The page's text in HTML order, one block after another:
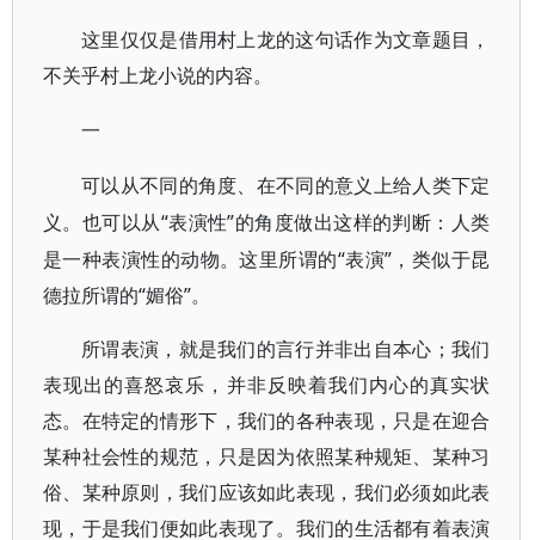
这里仅仅是借用村上龙的这句话作为文章题目，
不关乎村上龙小说的内容。
一
可以从不同的角度、在不同的意义上给人类下定
义。也可以从“表演性”的角度做出这样的判断：人类
是一种表演性的动物。这里所谓的“表演”，类似于昆
德拉所谓的“媚俗”。
所谓表演，就是我们的言行并非出自本心；我们
表现出的喜怒哀乐，并非反映着我们内心的真实状
态。在特定的情形下，我们的各种表现，只是在迎合
某种社会性的规范，只是因为依照某种规矩、某种习
俗、某种原则，我们应该如此表现，我们必须如此表
现，于是我们便如此表现了。我们的生活都有着表演